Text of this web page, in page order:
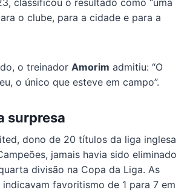
classificou o resultado como “uma
o clube, para a cidade e para a
o treinadorAmorim admitiu: “O
o único que esteve em campo”.
surpresa
dono de 20 títulos da liga inglesa
jamais havia sido eliminado
divisão na Copa da Liga. As
favoritismo de 1 para 7 em